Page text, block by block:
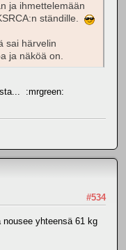
ja ihmettelemään
ständille.
sai härvelin
ja näköä on.
:mrgreen:
#534
yhteensä 61 kg